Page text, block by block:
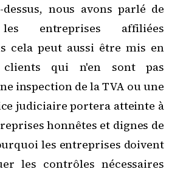
nous avons parlé de
entreprises affiliées
cela peut aussi être mis en
qui n'en sont pas
inspection de la TVA ou une
judiciaire portera atteinte à
honnêtes et dignes de
les entreprises doivent
les contrôles nécessaires